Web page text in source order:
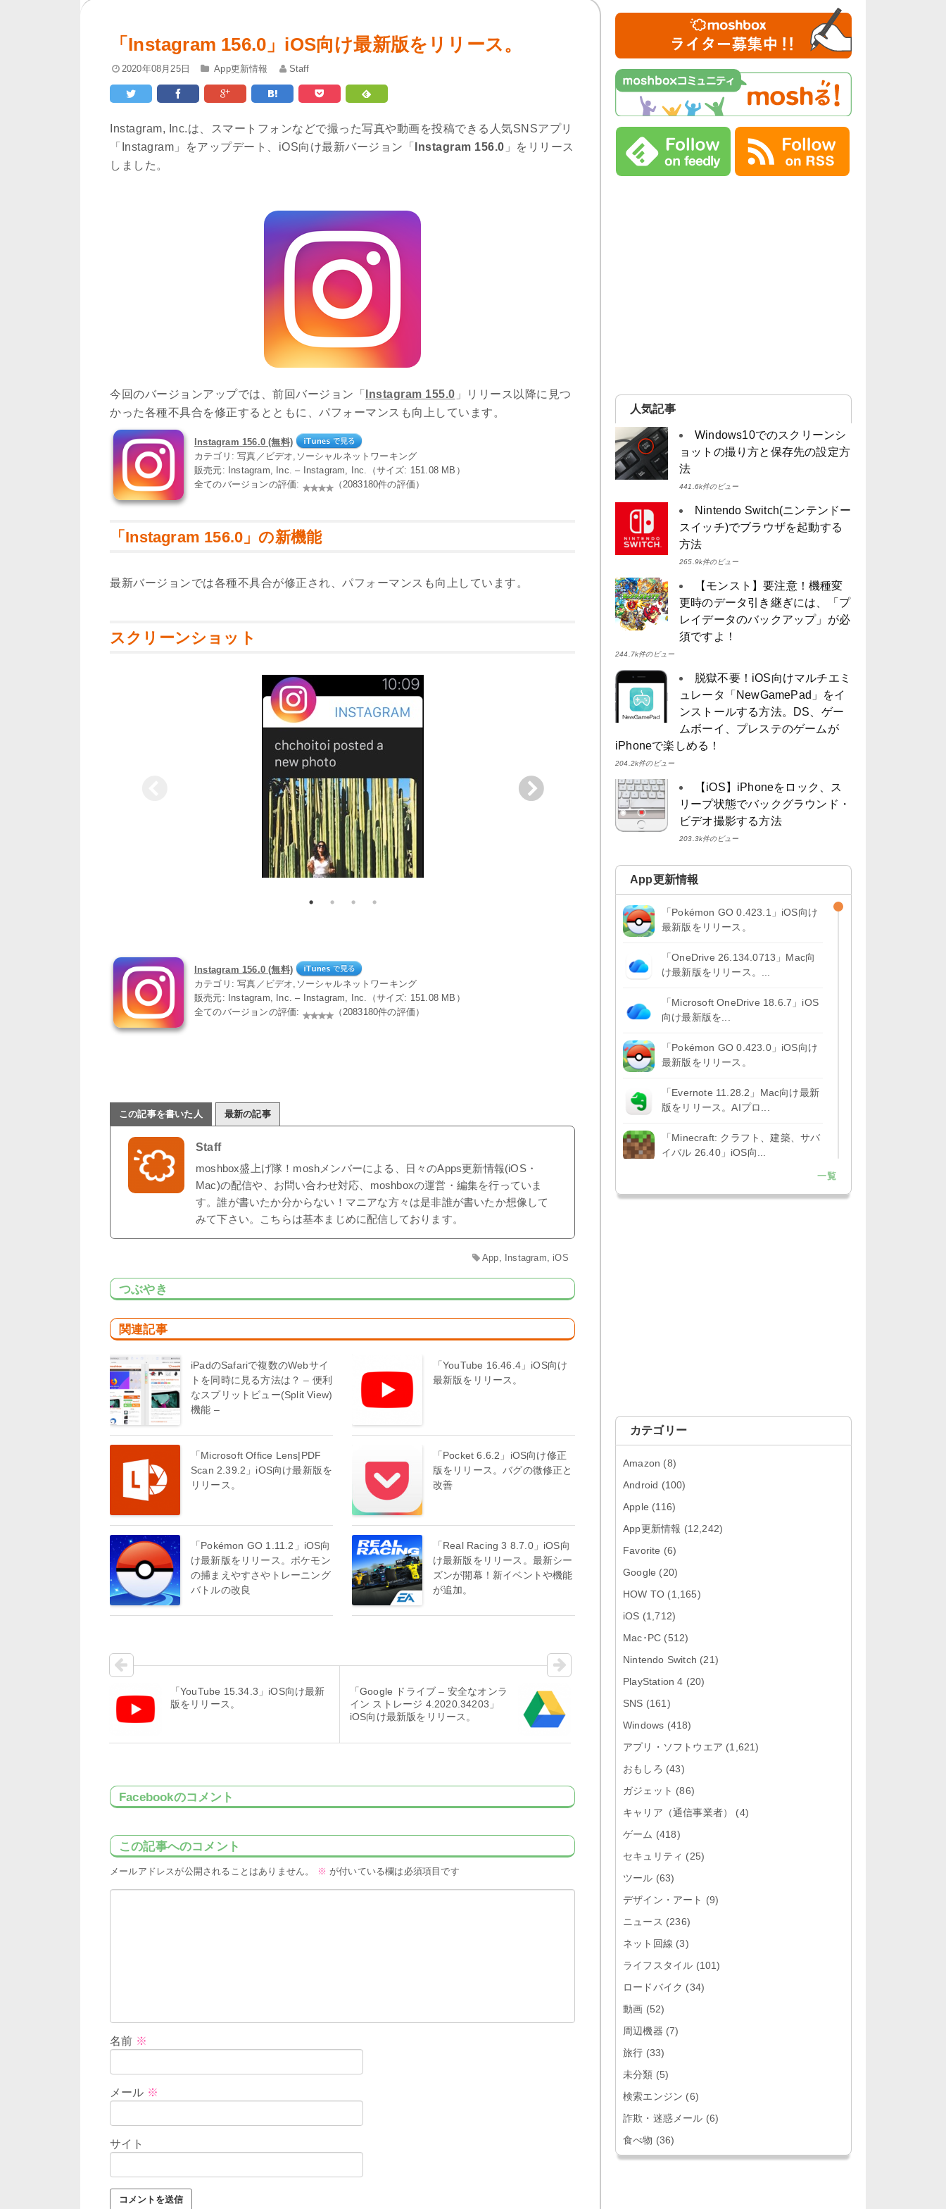
「Instagram 156.0」iOS向け最新版をリリース。
2020年08月25日 App更新情報 Staff
Instagram, Inc.は、スマートフォンなどで撮った写真や動画を投稿できる人気SNSアプリ
「Instagram」をアップデート、iOS向け最新バージョン「
Instagram 156.0 」をリリース
しました。
今回のバージョンアップでは、前回バージョン「 Instagram 155.0 」リリース以降に見つ
かった各種不具合を修正するとともに、パフォーマンスも向上しています。
Instagram 156.0 (無料)
カテゴリ: 写真／ビデオ,ソーシャルネットワーキング
販売元: Instagram, Inc. – Instagram, Inc.（サイズ: 151.08 MB）
全てのバージョンの評価:
（2083180件の評価）
「Instagram 156.0」の新機能
最新バージョンでは各種不具合が修正され、パフォーマンスも向上しています。
スクリーンショット
Instagram 156.0 (無料)
カテゴリ: 写真／ビデオ,ソーシャルネットワーキング
販売元: Instagram, Inc. – Instagram, Inc.（サイズ: 151.08 MB）
全てのバージョンの評価:
（2083180件の評価）
この記事を書いた人 最新の記事
Staff
moshbox盛上げ隊！moshメンバーによる、日々のApps更新情報(iOS・
Mac)の配信や、お問い合わせ対応、moshboxの運営・編集を行っていま
す。誰が書いたか分からない！マニアな方々は是非誰が書いたか想像して
みて下さい。こちらは基本まじめに配信しております。
App Instagram iOS
つぶやき
関連記事
iPadのSafariで複数のWebサイ
トを同時に見る方法は？ – 便利
なスプリットビュー(Split View)
機能 –
「YouTube 16.46.4」iOS向け
最新版をリリース。
「Microsoft Office Lens|PDF
Scan 2.39.2」iOS向け最新版を
リリース。
「Pocket 6.6.2」iOS向け修正
版をリリース。バグの微修正と
改善
「Pokémon GO 1.11.2」iOS向
け最新版をリリース。ポケモン
の捕まえやすさやトレーニング
バトルの改良
「Real Racing 3 8.7.0」iOS向
け最新版をリリース。最新シー
ズンが開幕！新イベントや機能
が追加。
「YouTube 15.34.3」iOS向け最新
版をリリース。
「Google ドライブ – 安全なオンラ
イン ストレージ 4.2020.34203」
iOS向け最新版をリリース。
Facebookのコメント
この記事へのコメント
メールアドレスが公開されることはありません。 ※ が付いている欄は必須項目です
名前 ※
メール ※
サイト
人気記事
Windows10でのスクリーンシ
ョットの撮り方と保存先の設定方
法
441.6k件のビュー
Nintendo Switch(ニンテンドー
スイッチ)でブラウザを起動する
方法
265.9k件のビュー
【モンスト】要注意！機種変
更時のデータ引き継ぎには、「プ
レイデータのバックアップ」が必
須ですよ！
244.7k件のビュー
脱獄不要！iOS向けマルチエミ
ュレータ「NewGamePad」をイ
ンストールする方法。DS、ゲー
ムボーイ、プレステのゲームが
iPhoneで楽しめる！
204.2k件のビュー
【iOS】iPhoneをロック、ス
リープ状態でバックグラウンド・
ビデオ撮影する方法
203.3k件のビュー
App更新情報
「Pokémon GO 0.423.1」iOS向け
最新版をリリース。
「OneDrive 26.134.0713」Mac向
け最新版をリリース。...
「Microsoft OneDrive 18.6.7」iOS
向け最新版を...
「Pokémon GO 0.423.0」iOS向け
最新版をリリース。
「Evernote 11.28.2」Mac向け最新
版をリリース。AIプロ...
「Minecraft: クラフト、建築、サバ
イバル 26.40」iOS向...
ザ 151.0.7922....
け最新版をリリース。
け最新版をリリ...
iOS向け最...
け最新版をリリー...
「Firefox 高速・プライベートなブ
ラウザー 153.2」iOS向け...
「Google アプリ 432.8」iOS向け
「X 12.14」iOS向け最新版をリリ
「LINE 26.3.1」Mac向け最新版を
「YouTube 21.31.3」iOS向け最新
一覧
カテゴリー
Amazon (8)
Android (100)
Apple (116)
App更新情報 (12,242)
Favorite (6)
Google (20)
HOW TO (1,165)
iOS (1,712)
Mac･PC (512)
Nintendo Switch (21)
PlayStation 4 (20)
SNS (161)
Windows (418)
アプリ・ソフトウエア (1,621)
おもしろ (43)
ガジェット (86)
キャリア（通信事業者）
(4)
ゲーム (418)
セキュリティ (25)
ツール (63)
デザイン・アート (9)
ニュース (236)
ネット回線 (3)
ライフスタイル (101)
ロードバイク (34)
動画 (52)
周辺機器 (7)
旅行 (33)
未分類 (5)
検索エンジン (6)
詐欺・迷惑メール (6)
食べ物 (36)